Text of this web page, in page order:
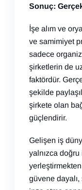
Sonuç:
İşe alım ve
ve samimiyet
sadece
şirketlerin de
faktördür.
şekilde
şirkete olan
güçlendirir.
Gelişen iş
yalnızca
güvene